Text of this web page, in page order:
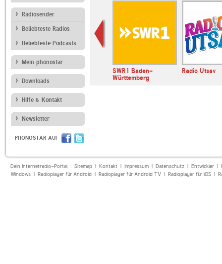
Radiosender
Beliebteste Radios
Beliebteste Podcasts
Mein phonostar
Downloads
Hilfe & Kontakt
Newsletter
PHONOSTAR AUF
SWR4 Baden-
Württemberg
SWR1 Baden-
Württemberg
Radio Utsav
Dein Internetradio-Portal : Sitemap| Kontakt| Impressum| Datenschutz| Entwickler|
Windows| Radioplayer für Android| Radioplayer für Android TV| Radioplayer für iOS|